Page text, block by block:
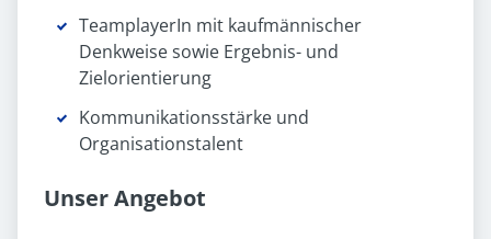
TeamplayerIn mit kaufmännischer
Denkweise sowie Ergebnis- und
Zielorientierung
Kommunikationsstärke und
Organisationstalent
Unser Angebot